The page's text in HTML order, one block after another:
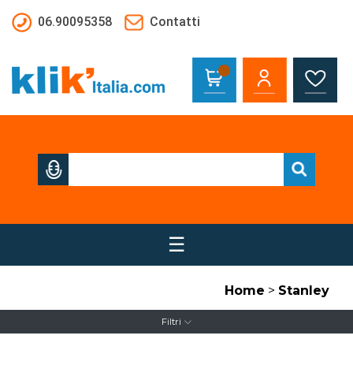
06.90095358
Contatti
☰
Home > Stanley
Filtri